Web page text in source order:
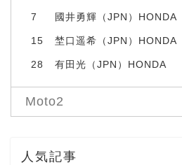
7 國井勇輝（JPN）HONDA
15 埜口遥希（JPN）HONDA
28 有田光（JPN）HONDA
Moto2
人気記事